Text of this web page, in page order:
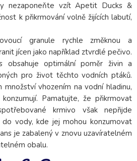
nezaponeňte vzít Apetit Ducks &
k přikrmování volně žijících labutí,
granule rychle změknou a
jícen jako například ztvrdlé pečivo.
obsahuje optimální poměr živin a
pro život těchto vodních ptáků.
množství vhozením na vodní hladinu,
Pamatujte, že přikrmovat
krmivo však nepřijde
vody, kde jej mohou konzumovat
je zabalený v znovu uzavíratelném
obalu.